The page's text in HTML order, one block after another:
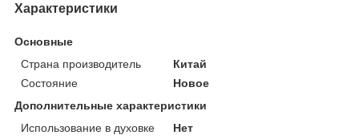
Характеристики
Основные
Страна производитель
Китай
Состояние
Новое
Дополнительные характеристики
Использование в духовке
Нет